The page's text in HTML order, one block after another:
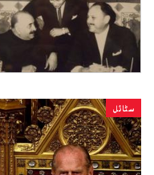
سٹائل